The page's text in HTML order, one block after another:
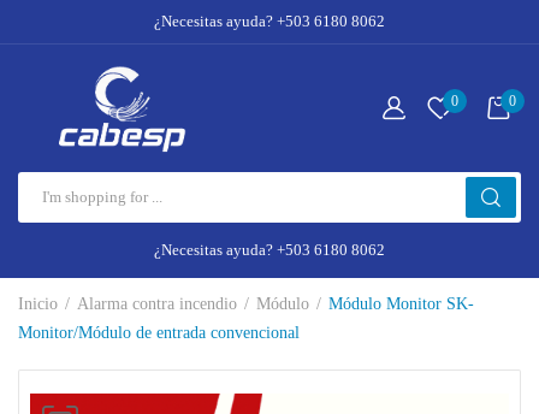
¿Necesitas ayuda? +503 6180 8062
0 0
¿Necesitas ayuda? +503 6180 8062
Inicio Alarma contra incendio Módulo
Módulo Monitor SK-
Monitor/Módulo de entrada convencional